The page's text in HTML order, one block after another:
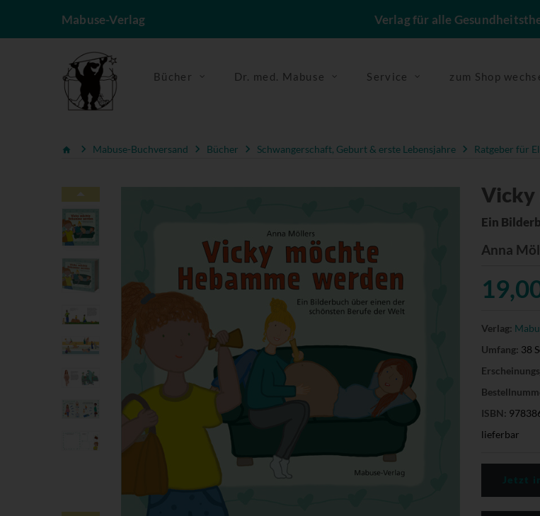
Mabuse-Verlag Verlag für alle
Bücher Dr. med. Mabuse Service zum Shop
Mabuse-Buchversand Bücher Schwangerschaft, Geburt & erste Lebensjahre Ratgeber für
Vicky
Ein
Anna
Verlag:
Umfang: 38
ISBN:
lieferbar